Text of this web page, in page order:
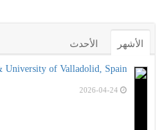
الأشهر الأحدث
University of Valladolid, Spain.
2026-04-24